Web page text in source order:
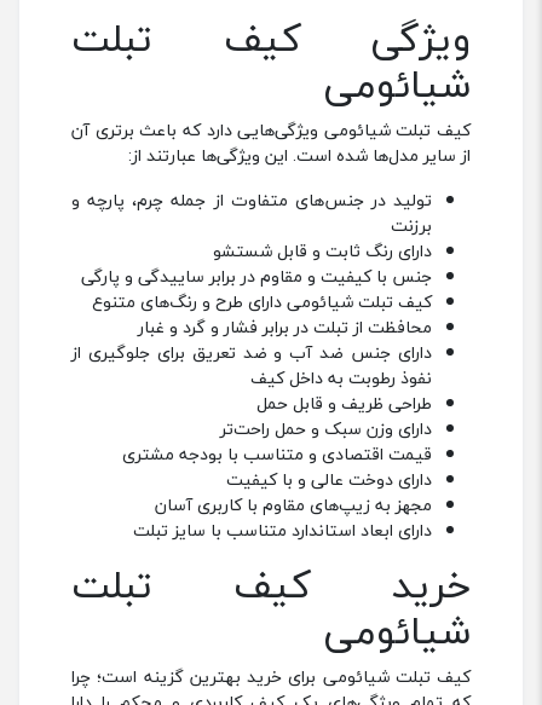
ویژگی کیف تبلت
شیائومی
کیف تبلت شیائومی ویژگی‌هایی دارد که باعث برتری آن
از سایر مدل‌ها شده است. این ویژگی‌ها عبارتند از:
تولید در جنس‌های متفاوت از جمله چرم، پارچه و
برزنت
دارای رنگ ثابت و قابل شستشو
جنس با کیفیت و مقاوم در برابر ساییدگی و پارگی
کیف تبلت شیائومی دارای طرح و رنگ‌های متنوع
محافظت از تبلت در برابر فشار و گرد و غبار
دارای جنس ضد آب و ضد تعریق برای جلوگیری از
نفوذ رطوبت به داخل کیف
طراحی ظریف و قابل حمل
دارای وزن سبک و حمل راحت‌تر
قیمت اقتصادی و متناسب با بودجه مشتری
دارای دوخت عالی و با کیفیت
مجهز به زیپ‌های مقاوم با کاربری آسان
دارای ابعاد استاندارد متناسب با سایز تبلت
خرید کیف تبلت
شیائومی
کیف تبلت شیائومی برای خرید بهترین گزینه است؛ چرا